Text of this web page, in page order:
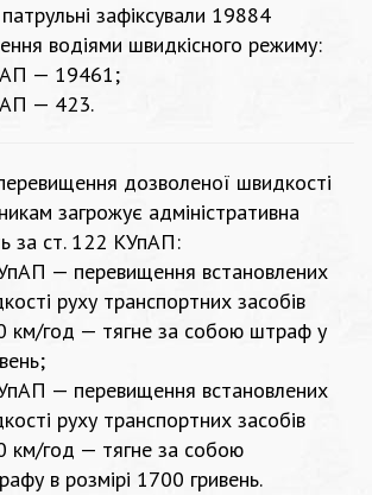
зафіксували 19884
водіями швидкісного режиму:
— 19461;
— 423.
дозволеної швидкості
загрожує адміністративна
за ст. 122 КУпАП:
— перевищення встановлених
руху транспортних засобів
км/год — тягне за собою штраф у
— перевищення встановлених
руху транспортних засобів
км/год — тягне за собою
в розмірі 1700 гривень.